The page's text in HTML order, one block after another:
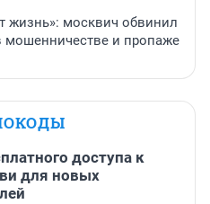
жизнь»: москвич обвинил
мошенничестве и пропаже
доступа к
для новых